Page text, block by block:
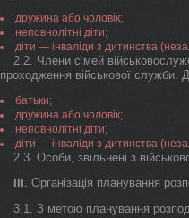
дружина або чоловік;
неповнолітні діти;
діти — інваліди з дитинства
2.2. Члени сімей
проходження військової служби.
батьки;
дружина або чоловік;
неповнолітні діти;
діти — інваліди з дитинства
2.3. Особи, звільнені з
III. Організація планування
3.1. З метою планування